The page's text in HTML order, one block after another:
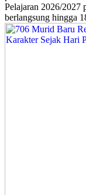
Pelajaran 2026/2027
berlangsung hingga